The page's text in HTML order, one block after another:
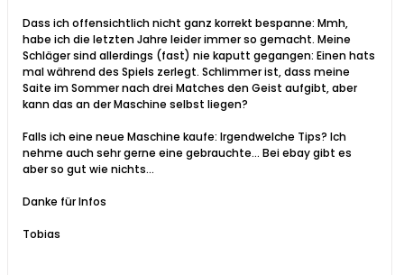
Dass ich offensichtlich nicht ganz korrekt bespanne: Mmh,
habe ich die letzten Jahre leider immer so gemacht. Meine
Schläger sind allerdings (fast) nie kaputt gegangen: Einen hats
mal während des Spiels zerlegt. Schlimmer ist, dass meine
Saite im Sommer nach drei Matches den Geist aufgibt, aber
kann das an der Maschine selbst liegen?
Falls ich eine neue Maschine kaufe: Irgendwelche Tips? Ich
nehme auch sehr gerne eine gebrauchte... Bei ebay gibt es
aber so gut wie nichts...
Danke für Infos
Tobias